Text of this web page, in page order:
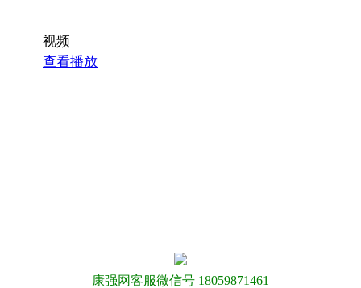
视频
查看播放
康强网客服微信号 18059871461